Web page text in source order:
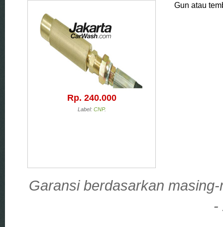
Rp. 240.000
Label: CNP.
Gun atau
Garansi berdasarkan
-